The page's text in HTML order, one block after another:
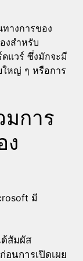
างการของ
งสำหรับ
ดแวร์ ซึ่งมักจะมี
ใหญ่ ๆ หรือการ
การ
ง
มี
สัมผัส
อนการเปิดเผย